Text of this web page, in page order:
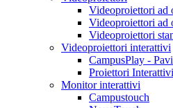
Videoproiettori ad
Videoproiettori ad
Videoproiettori
Videoproiettori interattivi
CampusPlay -
Proiettori Interattivi
Monitor interattivi
Campustouch